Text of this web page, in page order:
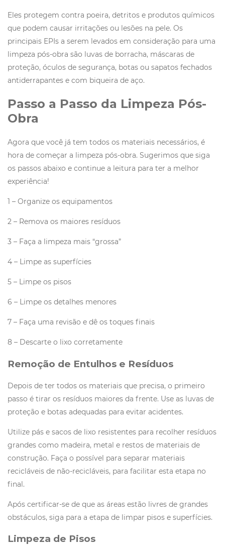
Eles protegem contra poeira, detritos e produtos químicos
que podem causar irritações ou lesões na pele. Os
principais EPIs a serem levados em consideração para uma
limpeza pós-obra são luvas de borracha, máscaras de
proteção, óculos de segurança, botas ou sapatos fechados
antiderrapantes e com biqueira de aço.
Passo a Passo da Limpeza Pós-
Obra
Agora que você já tem todos os materiais necessários, é
hora de começar a limpeza pós-obra. Sugerimos que siga
os passos abaixo e continue a leitura para ter a melhor
experiência!
1 – Organize os equipamentos
2 – Remova os maiores resíduos
3 – Faça a limpeza mais “grossa”
4 – Limpe as superfícies
5 – Limpe os pisos
6 – Limpe os detalhes menores
7 – Faça uma revisão e dê os toques finais
8 – Descarte o lixo corretamente
Remoção de Entulhos e Resíduos
Depois de ter todos os materiais que precisa, o primeiro
passo é tirar os resíduos maiores da frente. Use as luvas de
proteção e botas adequadas para evitar acidentes.
Utilize pás e sacos de lixo resistentes para recolher resíduos
grandes como madeira, metal e restos de materiais de
construção. Faça o possível para separar materiais
recicláveis de não-recicláveis, para facilitar esta etapa no
final.
Após certificar-se de que as áreas estão livres de grandes
obstáculos, siga para a etapa de limpar pisos e superfícies.
Limpeza de Pisos